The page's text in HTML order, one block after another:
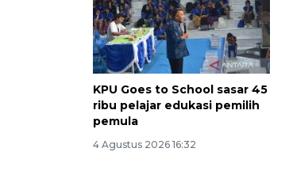
KPU Goes to School sasar 45
ribu pelajar edukasi pemilih
pemula
4 Agustus 2026 16:32